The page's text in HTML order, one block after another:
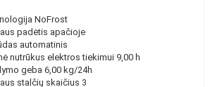
NoFrost
padėtis apačioje
automatinis
nutrūkus elektros tiekimui 9,00 h
geba 6,00 kg/24h
stalčių skaičius 3